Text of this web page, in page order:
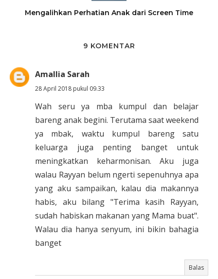
Mengalihkan Perhatian Anak dari Screen Time
9 KOMENTAR
Amallia Sarah
28 April 2018 pukul 09.33
Wah seru ya mba kumpul dan belajar
bareng anak begini. Terutama saat weekend
ya mbak, waktu kumpul bareng satu
keluarga juga penting banget untuk
meningkatkan keharmonisan. Aku juga
walau Rayyan belum ngerti sepenuhnya apa
yang aku sampaikan, kalau dia makannya
habis, aku bilang "Terima kasih Rayyan,
sudah habiskan makanan yang Mama buat".
Walau dia hanya senyum, ini bikin bahagia
banget
Balas